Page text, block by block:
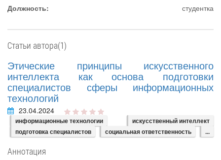
Должность:
студентка
Статьи автора(1)
Этические принципы искусственного
интеллекта как основа подготовки
специалистов сферы информационных
технологий
23.04.2024
информационные технологии
искусственный интеллект
подготовка специалистов
социальная ответственность ...
Аннотация